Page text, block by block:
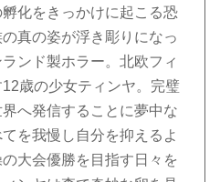
化をきっかけに起こる恐
真の姿が浮き彫りになっ
ンド製ホラー。北欧フィ
歳の少女ティンヤ。完璧
へ発信することに夢中な
を我慢し自分を抑えるよ
大会優勝を目指す日々を